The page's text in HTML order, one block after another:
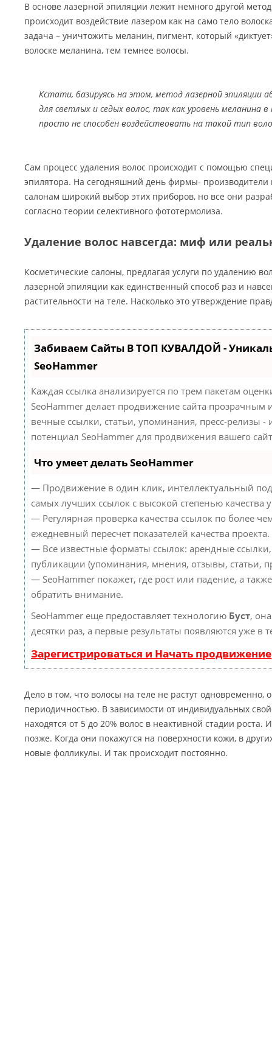
В основе лазерной эпиляции лежит немного другой
происходит воздействие лазером как на само тело
задача – уничтожить меланин, пигмент, который
волоске меланина, тем темнее волосы.
Кстати, базируясь на этом, метод лазерной эпиляции
для светлых и седых волос, так как уровень меланина
просто не способен воздействовать на такой тип
Сам процесс удаления волос происходит с помощью
эпилятора. На сегодняшний день фирмы- производители
салонам широкий выбор этих приборов, но все они
согласно теории селективного фототермолиза.
Удаление волос навсегда: миф или
Косметические салоны, предлагая услуги по удалению
лазерной эпиляции как единственный способ раз и
растительности на теле. Насколько это утверждение
Забиваем Сайты В ТОП КУВАЛДОЙ -
SeoHammer
Каждая ссылка анализируется по трем пакетам
SeoHammer делает продвижение сайта прозрачным
вечные ссылки, статьи, упоминания, пресс-релизы -
потенциал SeoHammer для продвижения вашего
Что умеет делать SeoHammer
— Продвижение в один клик, интеллектуальный
самых лучших ссылок с высокой степенью качества
— Регулярная проверка качества ссылок по более
ежедневный пересчет показателей качества проекта.
— Все известные форматы ссылок: арендные
публикации (упоминания, мнения, отзывы, статьи,
— SeoHammer покажет, где рост или падение, а
обратить внимание.
SeoHammer еще предоставляет технологию Буст,
десятки раз, а первые результаты появляются уже в
Зарегистрироваться и Начать продвижение
Дело в том, что волосы на теле не растут одновременно,
периодичностью. В зависимости от индивидуальных
находятся от 5 до 20% волос в неактивной стадии
позже. Когда они покажутся на поверхности кожи, в
новые фолликулы. И так происходит постоянно.